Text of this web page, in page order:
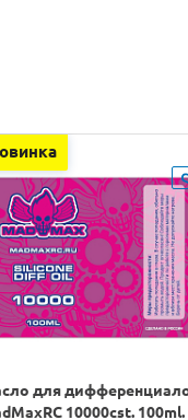
для
10000cst. 100ml.